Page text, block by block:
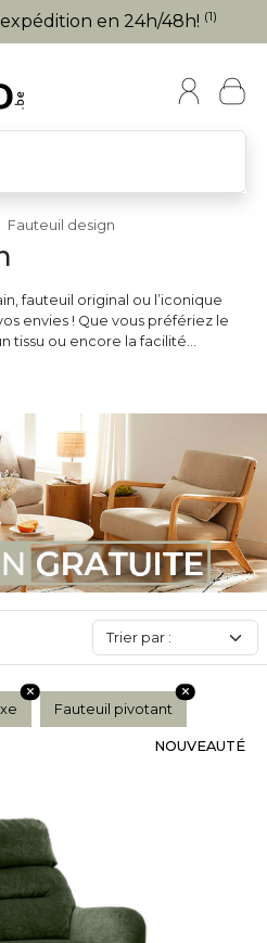
en 24h/48h! (1)
Fauteuil design
fauteuil original ou l’iconique
envies ! Que vous préfériez le
tissu ou encore la facilité
nous vous proposons des
et tous les budgets !
Fauteuil pivotant
NOUVEAUTÉ